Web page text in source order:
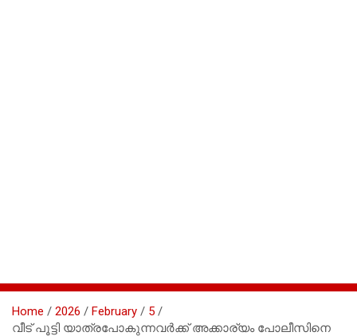
Home 2026 February
5
വീട് പൂട്ടി യാത്രപോകുന്നവർക്ക് അക്കാര്യം പോലീസിനെ